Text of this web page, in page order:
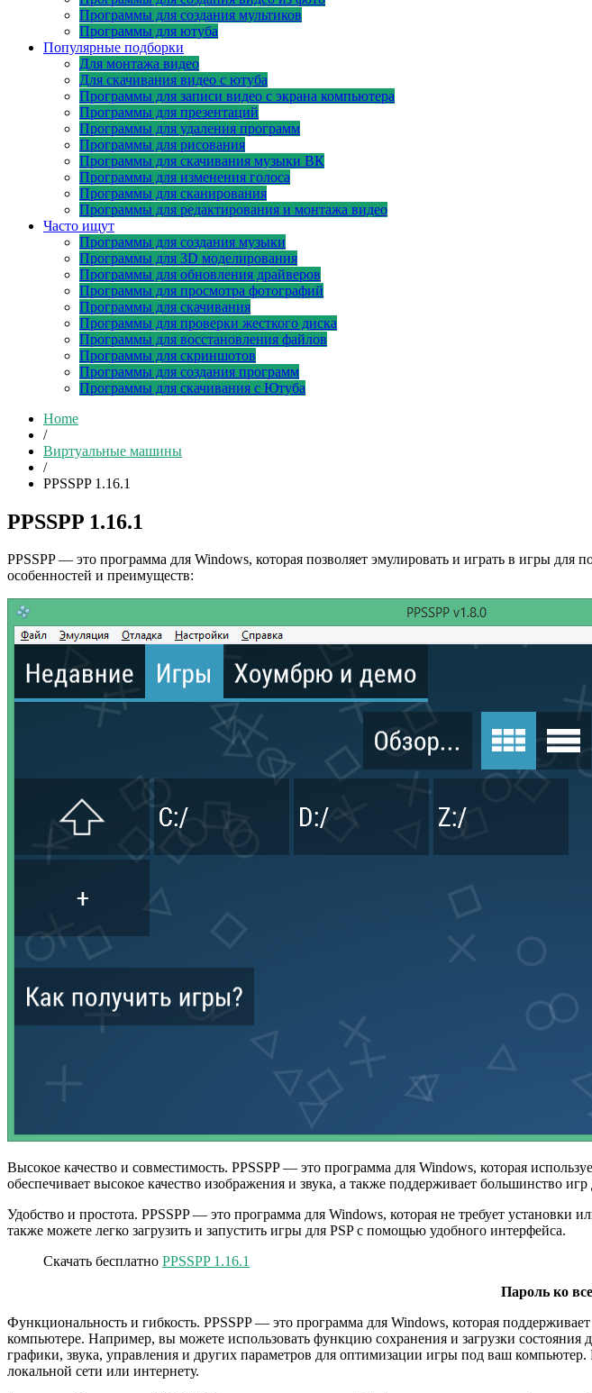
Программы для создания мультиков
Программы для ютуба
Популярные подборки
Для монтажа видео
Для скачивания видео с ютуба
Программы для записи видео с экрана компьютера
Программы для презентаций
Программы для удаления программ
Программы для рисования
Программы для скачивания музыки ВК
Программы для изменения голоса
Программы для сканирования
Программы для редактирования и монтажа видео
Часто ищут
Программы для создания музыки
Программы для 3D моделирования
Программы для обновления драйверов
Программы для просмотра фотографий
Программы для скачивания
Программы для проверки жесткого диска
Программы для восстановления файлов
Программы для скриншотов
Программы для создания программ
Программы для скачивания с Ютуба
Home
/
Виртуальные машины
/
PPSSPP 1.16.1
PPSSPP 1.16.1
PPSSPP — это программа для Windows, которая позволяет эмулировать и играть в игры
особенностей и преимуществ:
Высокое качество и совместимость. PPSSPP — это программа для Windows, которая
обеспечивает высокое качество изображения и звука, а также поддерживает большинство
Удобство и простота. PPSSPP — это программа для Windows, которая не требует
также можете легко загрузить и запустить игры для PSP с помощью удобного интерфейса.
Скачать бесплатно PPSSPP 1.16.1
Пароль ко
Функциональность и гибкость. PPSSPP — это программа для Windows, которая
компьютере. Например, вы можете использовать функцию сохранения и загрузки
графики, звука, управления и других параметров для оптимизации игры под ваш
локальной сети или интернету.